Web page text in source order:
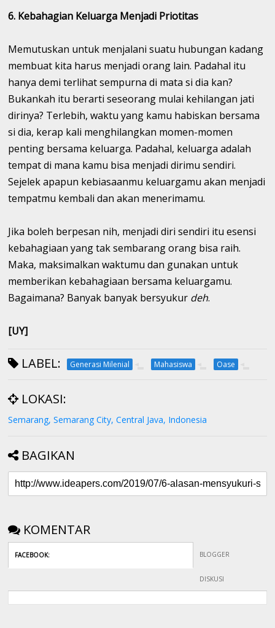
6. Kebahagian Keluarga Menjadi Priotitas
Memutuskan untuk menjalani suatu hubungan kadang
membuat kita harus menjadi orang lain. Padahal itu
hanya demi terlihat sempurna di mata si dia kan?
Bukankah itu berarti seseorang mulai kehilangan jati
dirinya? Terlebih, waktu yang kamu habiskan bersama
si dia, kerap kali menghilangkan momen-momen
penting bersama keluarga. Padahal, keluarga adalah
tempat di mana kamu bisa menjadi dirimu sendiri.
Sejelek apapun kebiasaanmu keluargamu akan menjadi
tempatmu kembali dan akan menerimamu.
Jika boleh berpesan nih, menjadi diri sendiri itu esensi
kebahagiaan yang tak sembarang orang bisa raih.
Maka, maksimalkan waktumu dan gunakan untuk
memberikan kebahagiaan bersama keluargamu.
Bagaimana? Banyak banyak bersyukur deh.
[UY]
LABEL: Generasi Milenial Mahasiswa Oase
LOKASI:
Semarang, Semarang City, Central Java, Indonesia
BAGIKAN
KOMENTAR
FACEBOOK: BLOGGER
DISKUSI